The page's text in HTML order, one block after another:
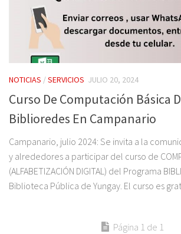
NOTICIAS /SERVICIOS JULIO 20, 2024
Curso De Computación Básica
Biblioredes En Campanario
Campanario, julio 2024: Se invita a la
y alrededores a participar del curso de
(ALFABETIZACIÓN DIGITAL) del Programa
Biblioteca Pública de Yungay. El curso es
Página 1 de 1